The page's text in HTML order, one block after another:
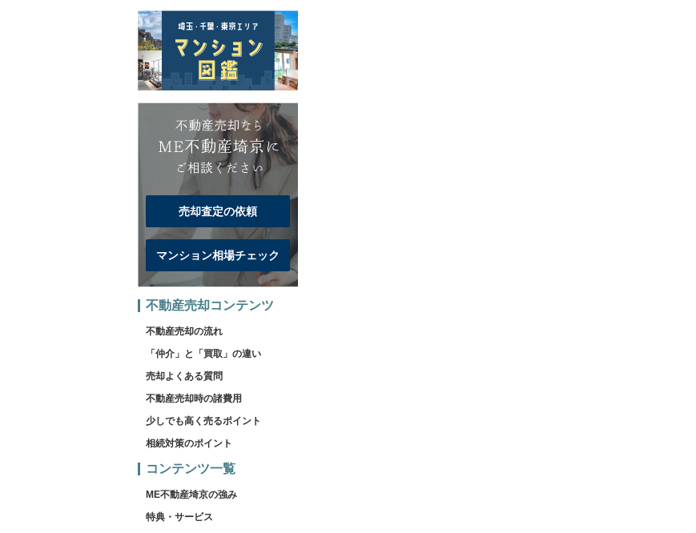
売却査定の依頼
マンション相場チェック
不動産売却コンテンツ
不動産売却の流れ
「仲介」と「買取」の違い
売却よくある質問
不動産売却時の諸費用
少しでも高く売るポイント
相続対策のポイント
コンテンツ一覧
ME不動産埼京の強み
特典・サービス